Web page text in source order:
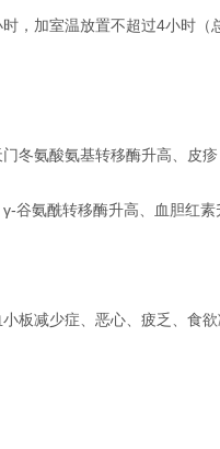
，加室温放置不超过4小时（
冬氨酸氨基转移酶升高、皮疹
谷氨酰转移酶升高、血胆红
板减少症、恶心、疲乏、食